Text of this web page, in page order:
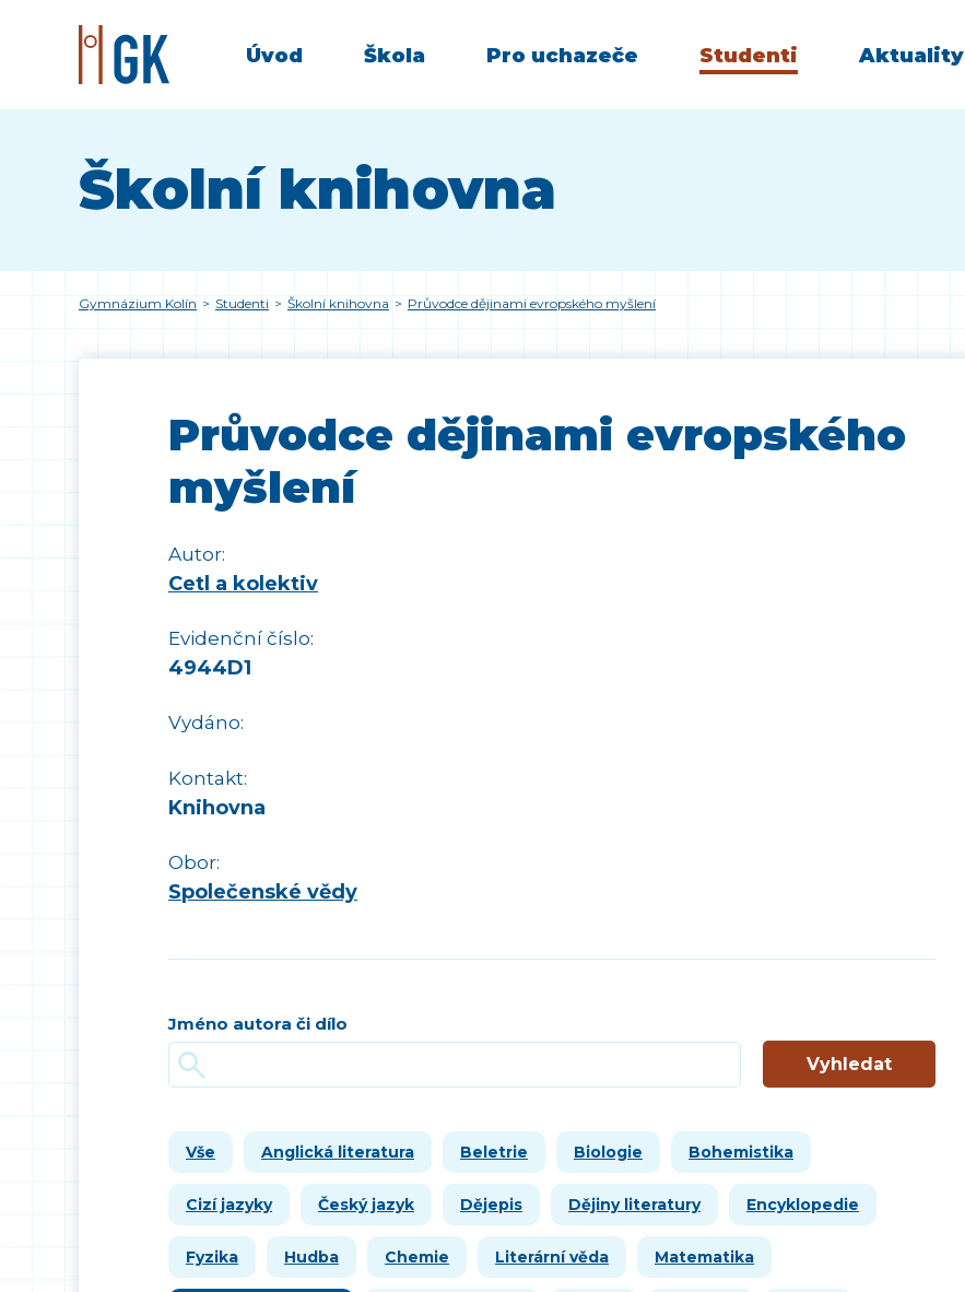
Úvod Škola Pro uchazeče Studenti Aktuality
Školní knihovna
Gymnázium Kolín > Studenti > Školní knihovna > Průvodce dějinami evropského myšlení
Průvodce dějinami evropského
myšlení
Autor:
Cetl a kolektiv
Evidenční číslo:
4944D1
Vydáno:
Kontakt:
Knihovna
Obor:
Společenské vědy
Jméno autora či dílo
Vyhledat
Vše Anglická literatura Beletrie Biologie Bohemistika
Cizí jazyky Český jazyk Dějepis Dějiny literatury Encyklopedie
Fyzika Hudba Chemie Literární věda Matematika